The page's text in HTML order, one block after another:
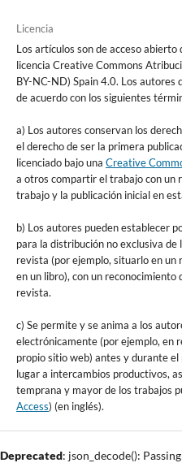
Licencia
Los artículos son de acceso
licencia Creative Commons
BY-NC-ND) Spain 4.0. Los
de acuerdo con los siguientes
a) Los autores conservan los
el derecho de ser la primera
licenciado bajo una Creative
a otros compartir el trabajo con un
trabajo y la publicación inicial en
b) Los autores pueden establecer
para la distribución no exclusiva de
revista (por ejemplo, situarlo en
en un libro), con un reconocimiento
revista.
c) Se permite y se anima a los
electrónicamente (por ejemplo, en
propio sitio web) antes y durante
lugar a intercambios productivos,
temprana y mayor de los trabajos
Access) (en inglés).
Deprecated: json_decode():